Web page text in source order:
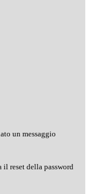
un messaggio
il reset della password